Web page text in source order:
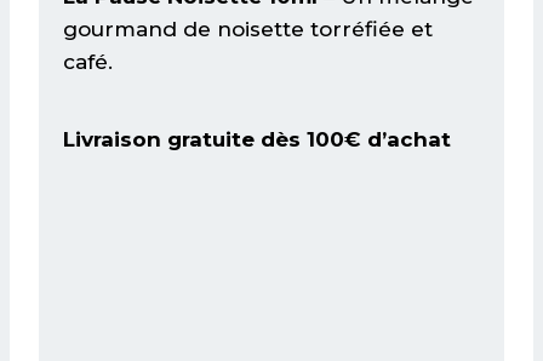
Noisette
–
(10
gourmand de noisette torréfiée et
café.
Livraison gratuite dès 100€ d’achat